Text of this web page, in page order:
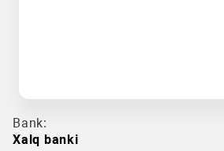
Bank:
Xalq banki